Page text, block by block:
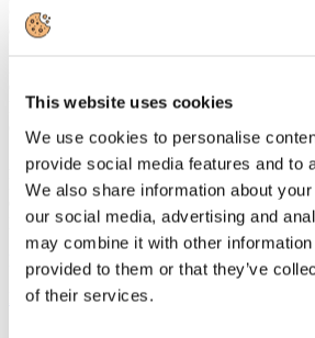
This website uses cookies
We use cookies to personalise
provide social media features and to
We also share information about
our social media, advertising and
may combine it with other information
provided to them or that they’ve
of their services.
e sport dell'UE è emersa la necessità di
creare un'identità europea comune
Franceschini, questione di enorme
contenuti della manovra
XII Giornata della Ricerca e
Iniziativa che si inserisce nelle attività
Confindustria ha siglato con la Rai per
R&I nel Paese
Rassegna Stampa
Leggi tutto...